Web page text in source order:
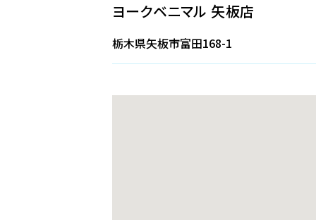
ヨークベニマル 矢板店
栃木県矢板市富田168-1